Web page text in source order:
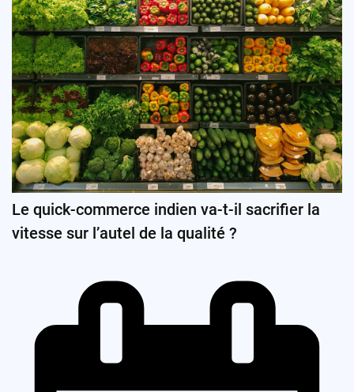
Le quick-commerce indien va-t-il sacrifier la
vitesse sur l’autel de la qualité ?